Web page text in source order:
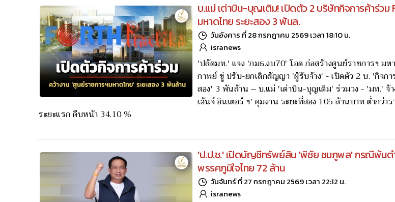
บ.แม่ เต่าบิน-บุญเติม! เปิดตัว 2 บริษัทกิจการค้าร่วม
มหาดไทย ระยะสอง 3 พันล.
วันอังคาร ที่ 28 กรกฎาคม 2569 เวลา 18:10 น.
isranews
'ปลัดมท.' แจง 'กมธ.งบ70' โอด ก่อสร้างศูนย์ราชการฯ มห
กาพย์ ขู่ ปรับ-ยกเลิกสัญญา 'ผู้รับจ้าง' - เปิดตัว 2 บ. 'กิจกา
สอง' 3 พันล้าน – บ.แม่ 'เต่าบิน-บุญเติม' ร่วมวง - 'มท.' จ้า
เฮ้นจ์ อินเตอร์ ฯ' คุมงาน ระยะที่สอง 105 ล้านบาท ต่ำกว่า
ระยะแรก คืบหน้า 34.10 %
'ป.ป.ช.' เปิดบัญชีทรัพย์สิน 'พิชัย ชมภูพล' กรณีพ้นต
พรรคภูมิใจไทย 72 ล้าน
วันจันทร์ ที่ 27 กรกฎาคม 2569 เวลา 22:12 น.
isranews